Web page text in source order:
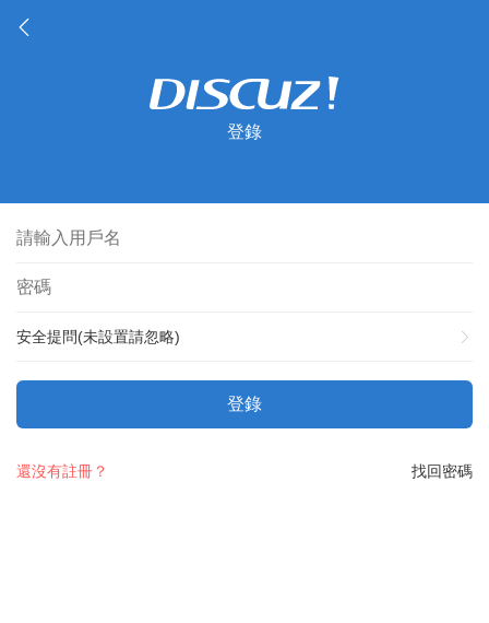
登錄
安全提問(未設置請忽略)
登錄
找回密碼
還沒有註冊？